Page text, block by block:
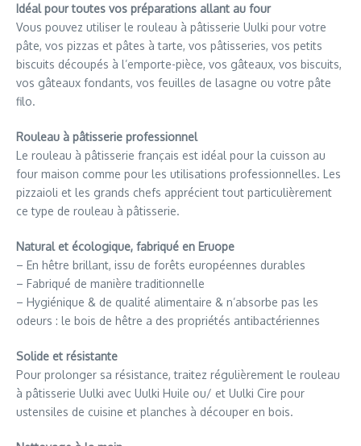
Idéal pour toutes vos préparations allant au four
Vous pouvez utiliser le rouleau à pâtisserie Uulki pour votre
pâte, vos pizzas et pâtes à tarte, vos pâtisseries, vos petits
biscuits découpés à l’emporte-pièce, vos gâteaux, vos biscuits,
vos gâteaux fondants, vos feuilles de lasagne ou votre pâte
filo.
Rouleau à pâtisserie professionnel
Le rouleau à pâtisserie français est idéal pour la cuisson au
four maison comme pour les utilisations professionnelles. Les
pizzaioli et les grands chefs apprécient tout particulièrement
ce type de rouleau à pâtisserie.
Natural et écologique, fabriqué en Eruope
– En hêtre brillant, issu de forêts européennes durables
– Fabriqué de manière traditionnelle
– Hygiénique & de qualité alimentaire & n’absorbe pas les
odeurs : le bois de hêtre a des propriétés antibactériennes
Solide et résistante
Pour prolonger sa résistance, traitez régulièrement le rouleau
à pâtisserie Uulki avec Uulki Huile ou/ et Uulki Cire pour
ustensiles de cuisine et planches à découper en bois.